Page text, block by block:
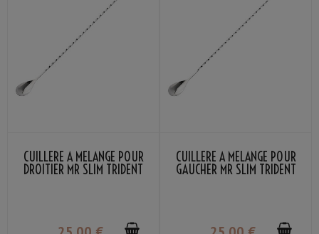
CUILLÈRE À MÉLANGE POUR
DROITIER MR SLIM TRIDENT
CUILLÈRE À MÉLANGE POUR
GAUCHER MR SLIM TRIDENT